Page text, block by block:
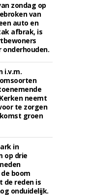
zondag op
van
auto en
afbrak, is
onderhouden.
i.v.m.
neemt
te zorgen
groen
in
op drie
boom
de reden is
onduidelijk.